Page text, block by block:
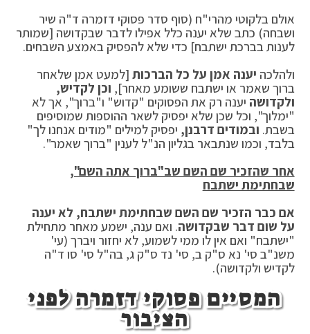
אולם בלקוטי מהרי"ח (סוף סדר פסוקי דזמרה ד"ה שיר
ושבחה) כתב שלא יענה כלל אפילו לדבר שבקדושה [שמותר
לענות בברכת ישתבח] כדי שלא להפסיק באמצע השבחים.
ולהלכה יענה אמן על כל הברכות [למעט אמן שלאחר
ברוך שאמר או ישתבח ששומע מאחר], וכן לקדיש,
ולקדושה יענה רק את הפסוקים "קדוש" ו"ברוך", אך לא
"ימלוך", וכל שכן שלא יפסיק לשאר ההוספות שמוסיפים
בשבת. ובמודים דרבנן, יפסיק למילים "מודים אנחנו לך"
בלבד, וכמו שנתבאר בגליון הנ"ל לענין "ברוך שאמר".
אחר שהזכיר שם השם שב"ברוך אתה השם",
שבחתימת ישתבח
אם כבר הזכיר שם השם שבחתימת ישתבח, לא יענה
על שום דבר שבקדושה. ואם ענה, ישמע מאחר מתחילת
"ישתבח" ואם אין לו ממי לשמוע, לא יחזור ויברך (עי'
משנ"ב סי' נא ס"ק ב, סי' נד ס"ק ג, בה"ל סי' סו ד"ה
לקדיש ולקדושה).
המסיים פסוקי דזמרה לפני
הציבור